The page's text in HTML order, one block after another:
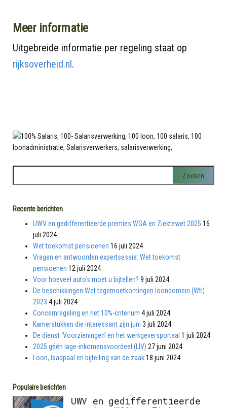
Meer informatie
Uitgebreide informatie per regeling staat op
rijksoverheid.nl.
Recente berichten
UWV en gedifferentieerde premies WGA en Ziektewet 2025 16
juli 2024
Wet toekomst pensioenen 16 juli 2024
Vragen en antwoorden expertsessie: Wet toekomst
pensioenen 12 juli 2024
Voor hoeveel auto’s moet u bijtellen? 9 juli 2024
De beschikkingen Wet tegemoetkomingen loondomein (Wtl)
2023 4 juli 2024
Concernregeling en het 10%-criterium 4 juli 2024
Kamerstukken die interessant zijn juni 3 juli 2024
De dienst ‘Voorzieningen’ en het werkgeversportaal 1 juli 2024
2025 géén lage-inkomensvoordeel (LIV) 27 juni 2024
Loon, laadpaal en bijtelling van de zaak18 juni 2024
Populaire berichten
UWV en gedifferentieerde